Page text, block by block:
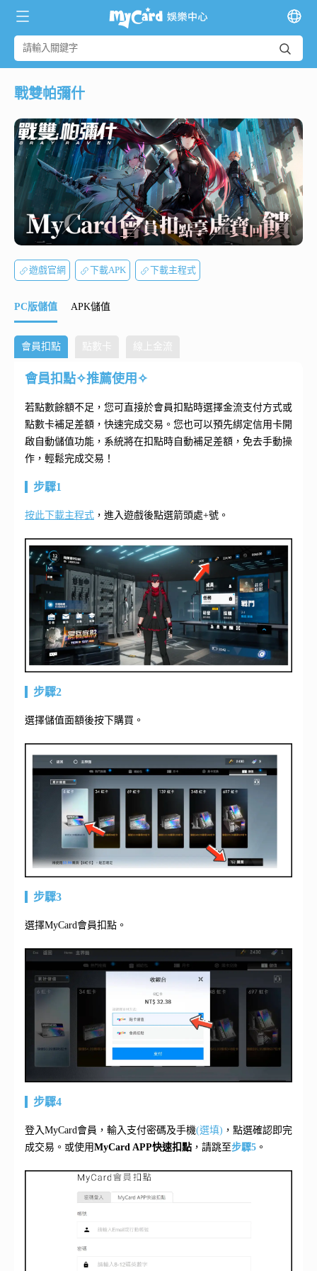
戰雙帕彌什
遊戲官網 下載APK 下載主程式
PC版儲值 APK儲值
會員扣點 點數卡 線上金流
會員扣點✧推薦使用✧
若點數餘額不足，您可直接於會員扣點時選擇金流支付方式或
點數卡補足差額，快速完成交易。您也可以預先綁定信用卡開
啟自動儲值功能，系統將在扣點時自動補足差額，免去手動操
作，輕鬆完成交易！
步驟1
按此下載主程式 ，進入遊戲後點選箭頭處+號。
步驟2
選擇儲值面額後按下購買。
步驟3
選擇MyCard會員扣點。
步驟4
登入MyCard會員，輸入支付密碼及手機(選填) ，點選確認即完
成交易。或使用MyCard APP快速扣點 ，請跳至步驟5 。